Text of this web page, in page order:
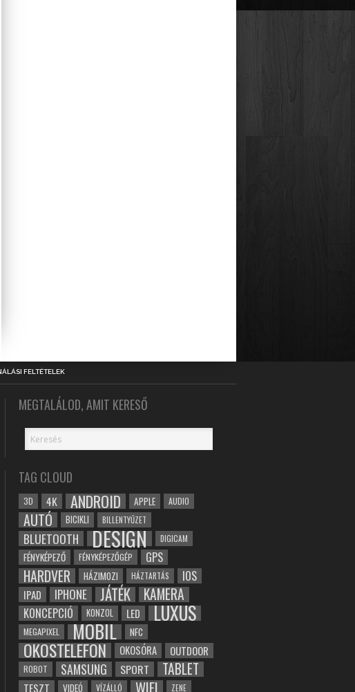
FELTÉTELEK
MEGTALÁLOD, AMIT KERESŐ
TAG CLOUD
3D 4K ANDROID APPLE AUDIO
AUTÓ BICIKLI BILLENTYŰZET
BLUETOOTH DESIGN DIGICAM
FÉNYKÉPEZŐ FÉNYKÉPEZŐGÉP GPS
HARDVER HÁZIMOZI HÁZTARTÁS IOS
IPAD IPHONE JÁTÉK KAMERA
KONCEPCIÓ KONZOL LED LUXUS
MEGAPIXEL MOBIL NFC
OKOSTELEFON OKOSÓRA OUTDOOR
ROBOT SAMSUNG SPORT TABLET
TESZT VIDEÓ VÍZÁLLÓ WIFI ZENE